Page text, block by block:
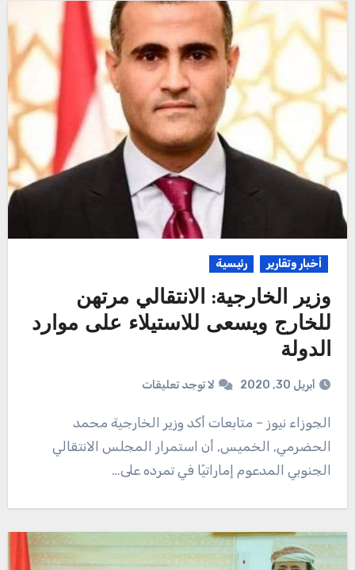
أخبار وتقارير رئيسية
وزير الخارجية: الانتقالي مرتهن
للخارج ويسعى للاستيلاء على موارد
الدولة
أبريل 30, 2020 لا توجد تعليقات
الحضرمي, الخميس, أن استمرار المجلس الانتقالي
الجنوبي المدعوم إماراتيًا في تمرده على…